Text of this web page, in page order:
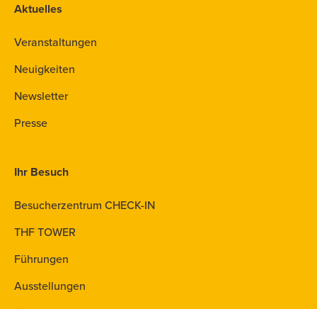
Aktuelles
Veranstaltungen
Neuigkeiten
Newsletter
Presse
Ihr Besuch
Besucherzentrum CHECK-IN
THF TOWER
Führungen
Ausstellungen